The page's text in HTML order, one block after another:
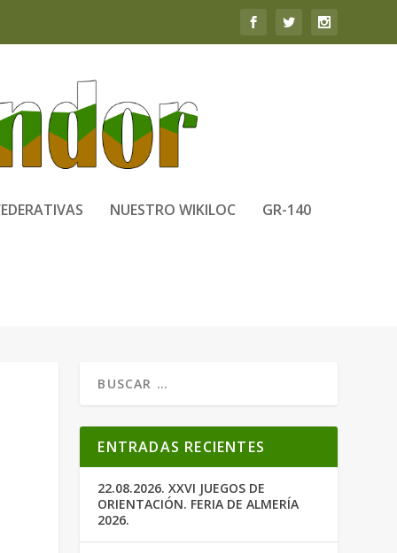
NUESTRO WIKILOC GR-140
ENTRADAS RECIENTES
22.08.2026. XXVI JUEGOS DE
ORIENTACIÓN. FERIA DE ALMERÍA
2026.